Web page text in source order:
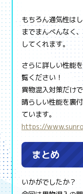
もちろん通気性は
までまんべんなく
してくれます。
さらに詳しい性能
覧ください！
異物混入対策だけ
晴らしい性能を裏
ています。
https://
まとめ
いかがでしたか？